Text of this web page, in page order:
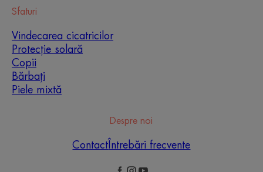
Sfaturi
Vindecarea cicatricilor
Protecție solară
Copii
Bărbați
Piele mixtă
Despre noi
Contact Întrebări frecvente